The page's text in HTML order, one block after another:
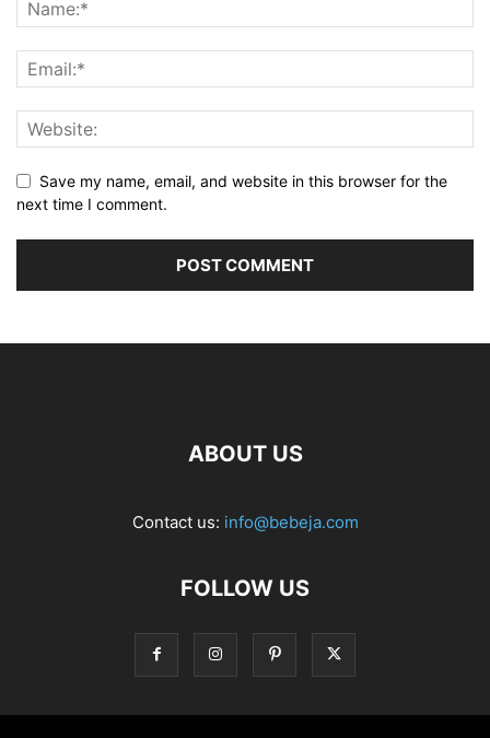
Save my name, email, and website in this browser for the
next time I comment.
ABOUT US
Contact us: info@bebeja.com
FOLLOW US